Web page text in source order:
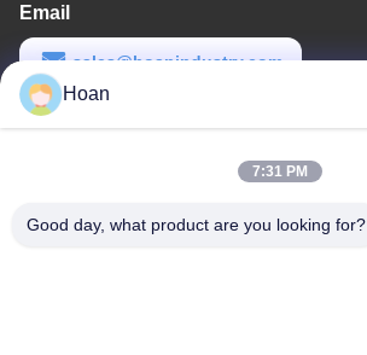
Email
sales@hoanindustry.com
Thời gian làm việc
Hoan
7:31 PM
Good day, what product are you looking for?